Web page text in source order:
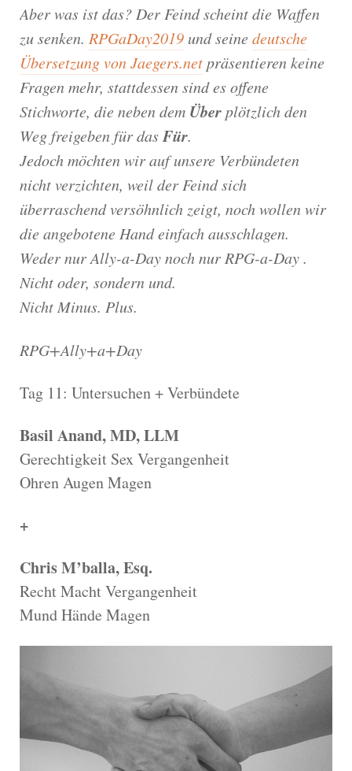
Aber was ist das? Der Feind scheint die Waffen
zu senken. RPGaDay2019 und seine deutsche
Übersetzung von Jaegers.net präsentieren keine
Fragen mehr, stattdessen sind es offene
Stichworte, die neben dem Über plötzlich den
Weg freigeben für dasFür.
Jedoch möchten wir auf unsere Verbündeten
nicht verzichten, weil der Feind sich
überraschend versöhnlich zeigt, noch wollen wir
die angebotene Hand einfach ausschlagen.
Weder nur Ally-a-Day noch nur RPG-a-Day .
Nicht oder, sondern und.
Nicht Minus. Plus.
RPG+Ally+a+Day
Tag 11: Untersuchen + Verbündete
Basil Anand, MD, LLM
Gerechtigkeit Sex Vergangenheit
Ohren Augen Magen
+
Chris M’balla, Esq.
Recht Macht Vergangenheit
Mund Hände Magen